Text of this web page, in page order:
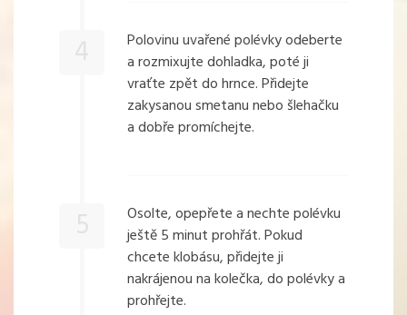
Polovinu uvařené polévky odeberte
a rozmixujte dohladka, poté ji
vraťte zpět do hrnce. Přidejte
zakysanou smetanu nebo šlehačku
a dobře promíchejte.
Osolte, opepřete a nechte polévku
ještě 5 minut prohřát. Pokud
chcete klobásu, přidejte ji
nakrájenou na kolečka, do polévky a
prohřejte.